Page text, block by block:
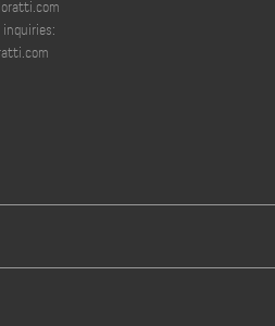
inquiries: